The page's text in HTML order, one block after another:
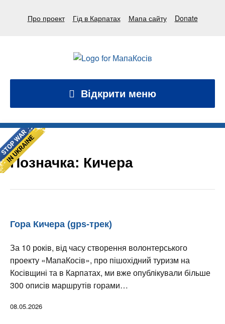
Про проект Гід в Карпатах Мапа сайту Donate
Відкрити меню
Позначка: Кичера
Гора Кичера (gps-трек)
За 10 років, від часу створення волонтерського
проекту «МапаКосів», про пішохідний туризм на
Косівщині та в Карпатах, ми вже опублікували більше
300 описів маршрутів горами…
08.05.2026